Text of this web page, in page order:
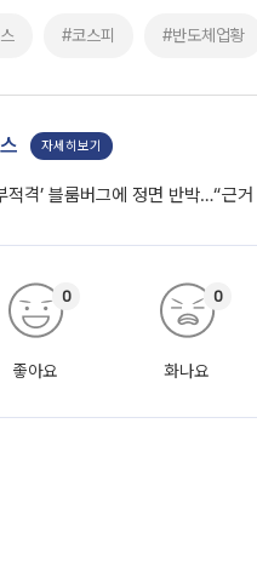
#코스피 #반도체업황
자세히보기
적격’ 블룸버그에 정면 반박…“근
좋아요
0
화나요
0